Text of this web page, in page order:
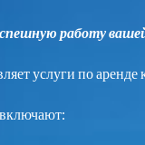
работу
услуги по